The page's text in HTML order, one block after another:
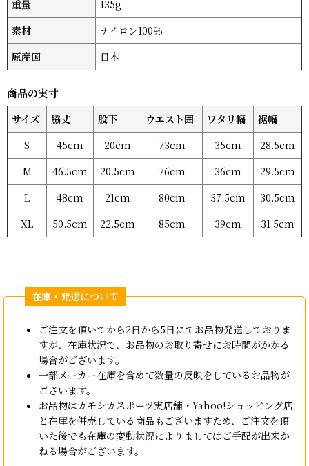
重量
135g
素材
ナイロン100％
原産国
日本
商品の実寸
サイズ 脇丈 股下 ウエスト囲 ワタリ幅
裾幅
S
45cm 20cm 73cm 35cm
28.5cm
M
46.5cm 20.5cm 76cm 36cm
29.5cm
L
48cm 21cm 80cm 37.5cm
30.5cm
XL
50.5cm 22.5cm 85cm 39cm 31.5cm
ご注文を頂いてから2日から5日にてお品物発送しておりま
すが、在庫状況で、お品物のお取り寄せにお時間がかかる
場合がございます。
一部メーカー在庫を含めて数量の反映をしているお品物が
ございます。
お品物はカモシカスポーツ実店舗・Yahoo!ショッピング店
と在庫を併売している商品もございますため、ご注文を頂
いた後でも在庫の変動状況によりましてはご手配が出来か
ねる場合がございます。